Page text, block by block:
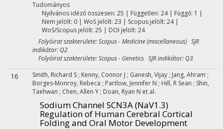
Tudományos
Nyilvános idéző összesen: 25 | Független: 24 | Függő: 1 |
Nem jelölt: 0 | WoS jelölt: 23 | Scopus jelölt: 24 |
WoS/Scopus jelölt: 25 | DOI jelölt: 24
Folyóirat szakterülete: Scopus - Medicine (miscellaneous) SJR
indikátor: Q2
Folyóirat szakterülete: Scopus - Genetics SJR indikátor: Q3
16 Smith, Richard S ; Kenny, Connor J ; Ganesh, Vijay ; Jang, Ahram ;
Borges-Monroy, Rebeca ; Partlow, Jennifer N ; Hill, R Sean ; Shin,
Taehwan ; Chen, Allen Y ; Doan, Ryan N et al.
Sodium Channel SCN3A (NaV1.3)
Regulation of Human Cerebral Cortical
Folding and Oral Motor Development